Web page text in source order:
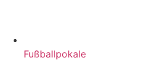
Fußballpokale